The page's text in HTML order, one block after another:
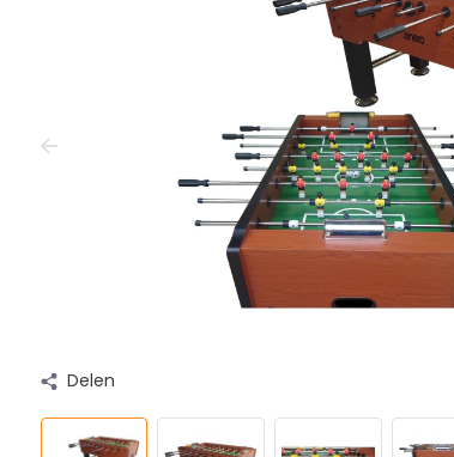
Delen